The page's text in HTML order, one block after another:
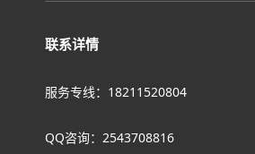
联系详情
服务专线：18211520804
QQ咨询：2543708816